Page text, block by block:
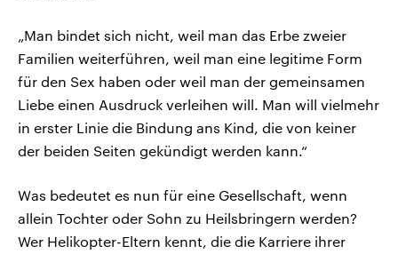
„Man bindet sich nicht, weil man das Erbe zweier
Familien weiterführen, weil man eine legitime Form
für den Sex haben oder weil man der gemeinsamen
Liebe einen Ausdruck verleihen will. Man will vielmehr
in erster Linie die Bindung ans Kind, die von keiner
der beiden Seiten gekündigt werden kann.“
Was bedeutet es nun für eine Gesellschaft, wenn
allein Tochter oder Sohn zu Heilsbringern werden?
Wer Helikopter-Eltern kennt, die die Karriere ihrer